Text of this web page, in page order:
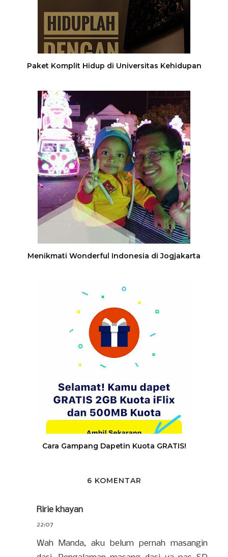
Paket Komplit Hidup di Universitas Kehidupan
Menikmati Wonderful Indonesia di Jogjakarta
Cara Gampang Dapetin Kuota GRATIS!
6 KOMENTAR
Ririe khayan
22:07
Wah Manda, aku belum pernah masangin